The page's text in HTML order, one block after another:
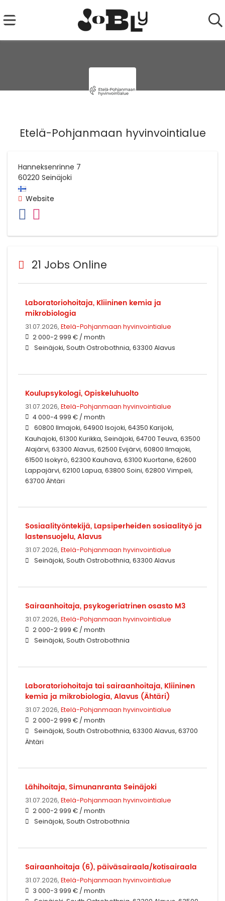
Etelä-Pohjanmaan hyvinvointialue
Hanneksenrinne 7
60220 Seinäjoki
Website
21 Jobs Online
Laboratoriohoitaja, Kliininen kemia ja
mikrobiologia
31.07.2026, Etelä-Pohjanmaan hyvinvointialue
2 000-2 999 € / month
Seinäjoki, South Ostrobothnia, 63300 Alavus
Koulupsykologi, Opiskeluhuolto
31.07.2026, Etelä-Pohjanmaan hyvinvointialue
4 000-4 999 € / month
60800 Ilmajoki, 64900 Isojoki, 64350 Karijoki,
Kauhajoki, 61300 Kurikka, Seinäjoki, 64700 Teuva, 63500
Alajärvi, 63300 Alavus, 62500 Evijärvi, 60800 Ilmajoki,
61500 Isokyrö, 62300 Kauhava, 63100 Kuortane, 62600
Lappajärvi, 62100 Lapua, 63800 Soini, 62800 Vimpeli,
63700 Ähtäri
Sosiaalityöntekijä, Lapsiperheiden sosiaalityö ja
lastensuojelu, Alavus
31.07.2026, Etelä-Pohjanmaan hyvinvointialue
Seinäjoki, South Ostrobothnia, 63300 Alavus
Sairaanhoitaja, psykogeriatrinen osasto M3
31.07.2026, Etelä-Pohjanmaan hyvinvointialue
2 000-2 999 € / month
Seinäjoki, South Ostrobothnia
Laboratoriohoitaja tai sairaanhoitaja, Kliininen
kemia ja mikrobiologia, Alavus (Ähtäri)
31.07.2026, Etelä-Pohjanmaan hyvinvointialue
2 000-2 999 € / month
Seinäjoki, South Ostrobothnia, 63300 Alavus, 63700
Ähtäri
Lähihoitaja, Simunanranta Seinäjoki
31.07.2026, Etelä-Pohjanmaan hyvinvointialue
2 000-2 999 € / month
Seinäjoki, South Ostrobothnia
Sairaanhoitaja (6), päiväsairaala/kotisairaala
31.07.2026, Etelä-Pohjanmaan hyvinvointialue
3 000-3 999 € / month